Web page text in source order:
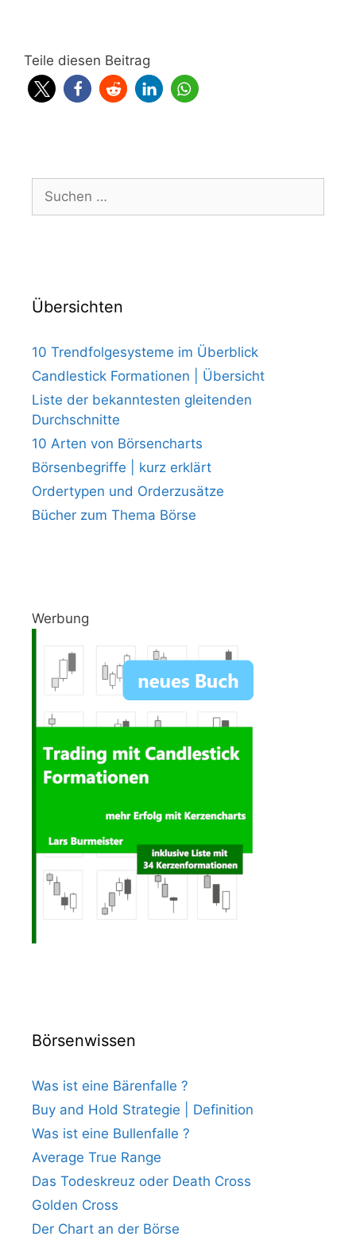
Teile diesen Beitrag
Suchen
nach:
Übersichten
10 Trendfolgesysteme im Überblick
Candlestick Formationen | Übersicht
Liste der bekanntesten gleitenden
Durchschnitte
10 Arten von Börsencharts
Börsenbegriffe | kurz erklärt
Ordertypen und Orderzusätze
Bücher zum Thema Börse
Werbung
Börsenwissen
Was ist eine Bärenfalle ?
Buy and Hold Strategie | Definition
Was ist eine Bullenfalle ?
Average True Range
Das Todeskreuz oder Death Cross
Golden Cross
Der Chart an der Börse